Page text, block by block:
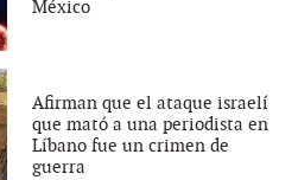
México
Afirman que el ataque israelí
que mató a una periodista en
Líbano fue un crimen de
guerra